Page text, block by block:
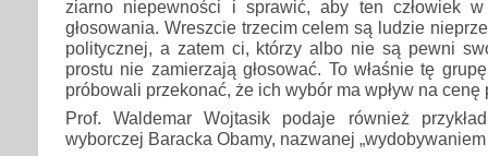
ziarno niepewności i sprawić, aby ten człowiek
głosowania. Wreszcie trzecim celem są ludzie
politycznej, a zatem ci, którzy albo nie są pewni
prostu nie zamierzają głosować. To właśnie tę
próbowali przekonać, że ich wybór ma wpływ na
Prof. Waldemar Wojtasik podaje również
wyborczej Baracka Obamy, nazwanej „wydobywaniem